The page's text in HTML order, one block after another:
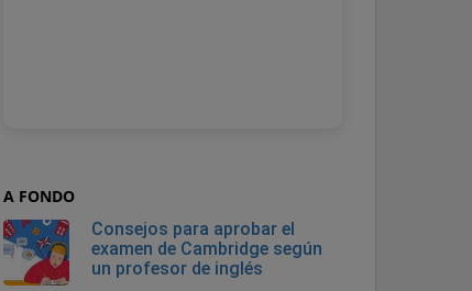
A FONDO
Consejos para aprobar el
examen de Cambridge según
un profesor de inglés